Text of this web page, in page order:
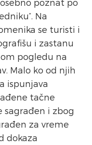
Na
se turisti i
i zastanu
pogledu na
Malo ko od njih
ispunjava
tačne
sagrađen i zbog
za vreme
dokaza